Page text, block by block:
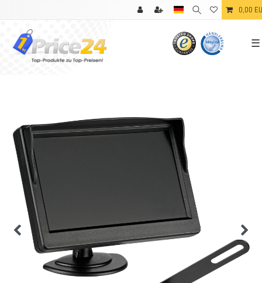
0,00
☰